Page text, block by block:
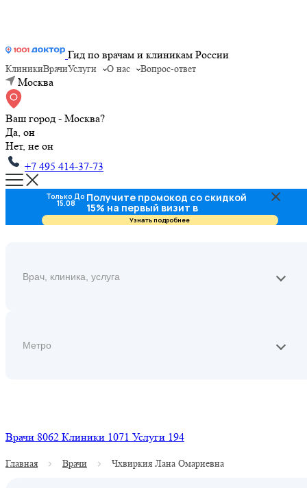
Гид по врачам и клиникам России
КлиникиВрачиУслуги О нас Вопрос-ответ
Москва
Ваш город - Москва?
Да, он
Нет, не он
+7 495 414-37-73
Врачи 8062 Клиники 1071 Услуги 194
Главная Врачи Чхвиркия Лана Омариевна
Только До
15.08 Получите промокод со скидкой
15% на первый визит в
стоматологию
Узнать подробнее